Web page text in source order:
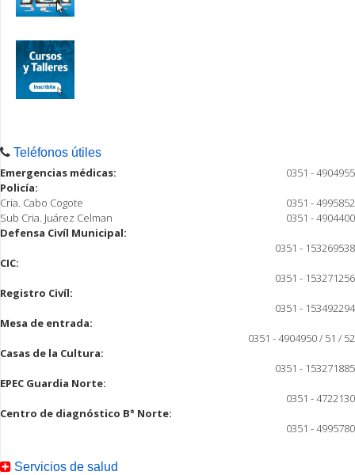
Teléfonos útiles
Emergencias médicas:
0351 - 4904955
Policía:
Cria. Cabo Cogote
0351 - 4995852
Sub Cria. Juárez Celman
0351 - 4904400
Defensa Civíl Municipal:
0351 - 153269538
CIC:
0351 - 153271256
Registro Civíl:
0351 - 153492294
Mesa de entrada:
0351 - 4904950 / 51 / 52
Casas de la Cultura:
0351 - 153271885
EPEC Guardia Norte:
0351 - 4722130
Centro de diagnóstico B° Norte:
0351 - 4995780
Servicios de salud